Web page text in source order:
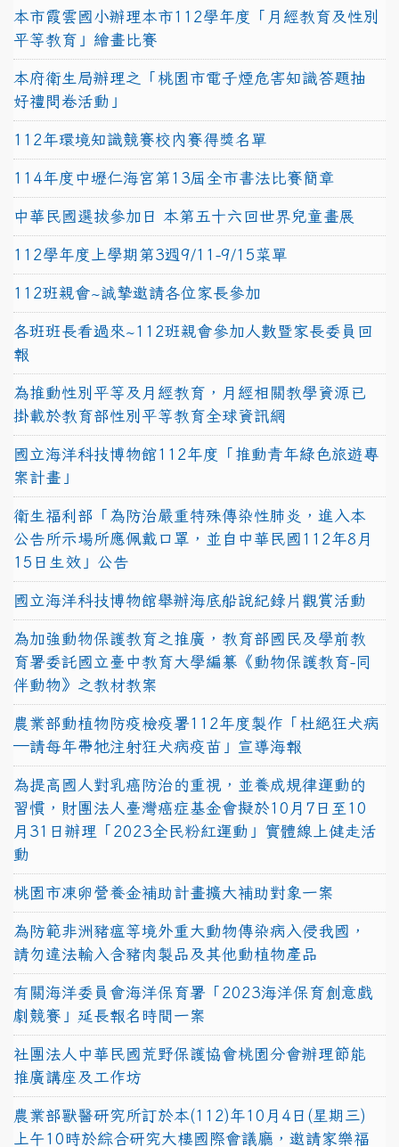
本市霞雲國小辦理本市112學年度「月經教育及性別
平等教育」繪畫比賽
本府衛生局辦理之「桃園市電子煙危害知識答題抽
好禮問卷活動」
112年環境知識競賽校內賽得獎名單
114年度中壢仁海宮第13屆全市書法比賽簡章
中華民國選拔參加日 本第五十六回世界兒童畫展
112學年度上學期第3週9/11-9/15菜單
112班親會~誠摯邀請各位家長參加
各班班長看過來~112班親會參加人數暨家長委員回
報
為推動性別平等及月經教育，月經相關教學資源已
掛載於教育部性別平等教育全球資訊網
國立海洋科技博物館112年度「推動青年綠色旅遊專
案計畫」
衛生福利部「為防治嚴重特殊傳染性肺炎，進入本
公告所示場所應佩戴口罩，並自中華民國112年8月
15日生效」公告
國立海洋科技博物館舉辦海底船說紀錄片觀賞活動
為加強動物保護教育之推廣，教育部國民及學前教
育署委託國立臺中教育大學編纂《動物保護教育-同
伴動物》之教材教案
農業部動植物防疫檢疫署112年度製作「杜絕狂犬病
—請每年帶牠注射狂犬病疫苗」宣導海報
為提高國人對乳癌防治的重視，並養成規律運動的
習慣，財團法人臺灣癌症基金會擬於10月7日至10
月31日辦理「2023全民粉紅運動」實體線上健走活
動
桃園市凍卵營養金補助計畫擴大補助對象一案
為防範非洲豬瘟等境外重大動物傳染病入侵我國，
請勿違法輸入含豬肉製品及其他動植物產品
有關海洋委員會海洋保育署「2023海洋保育創意戲
劇競賽」延長報名時間一案
社團法人中華民國荒野保護協會桃園分會辦理節能
推廣講座及工作坊
農業部獸醫研究所訂於本(112)年10月4日(星期三)
上午10時於綜合研究大樓國際會議廳，邀請家樂福